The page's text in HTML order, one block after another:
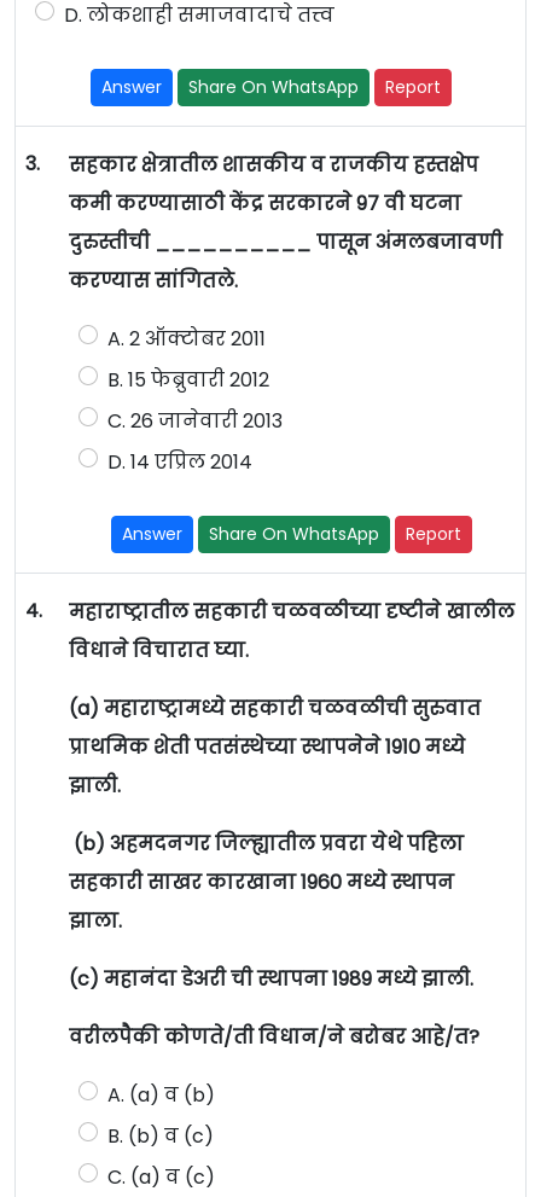
D. लोकशाही समाजवादाचे तत्त्व
Answer Share On WhatsApp Report
3.
सहकार क्षेत्रातील शासकीय व राजकीय हस्तक्षेप
कमी करण्यासाठी केंद्र सरकारने 97 वी घटना
दुरुस्तीची __________ पासून अंमलबजावणी
करण्यास सांगितले.
A. 2 ऑक्टोबर 2011
B. 15 फेब्रुवारी 2012
C. 26 जानेवारी 2013
D. 14 एप्रिल 2014
Answer Share On WhatsApp Report
4.
महाराष्ट्रातील सहकारी चळवळीच्या दृष्टीने खालील
विधाने विचारात घ्या.
(a) महाराष्ट्रामध्ये सहकारी चळवळीची सुरुवात
प्राथमिक शेती पतसंस्थेच्या स्थापनेने 1910 मध्ये
झाली.
(b) अहमदनगर जिल्ह्यातील प्रवरा येथे पहिला
सहकारी साखर कारखाना 1960 मध्ये स्थापन
झाला.
(c) महानंदा डेअरी ची स्थापना 1989 मध्ये झाली.
वरीलपैकी कोणते/ती विधान/ने बरोबर आहे/त?
A. (a) व (b)
B. (b) व (c)
C. (a) व (c)